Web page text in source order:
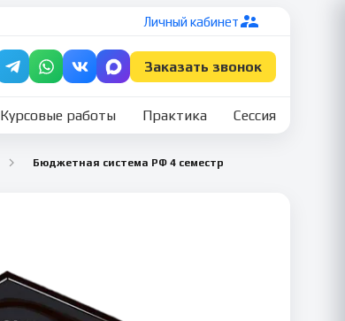
Личный кабинет
Заказать звонок
Курсовые работы Практика Сессия
Бюджетная система РФ 4 семестр